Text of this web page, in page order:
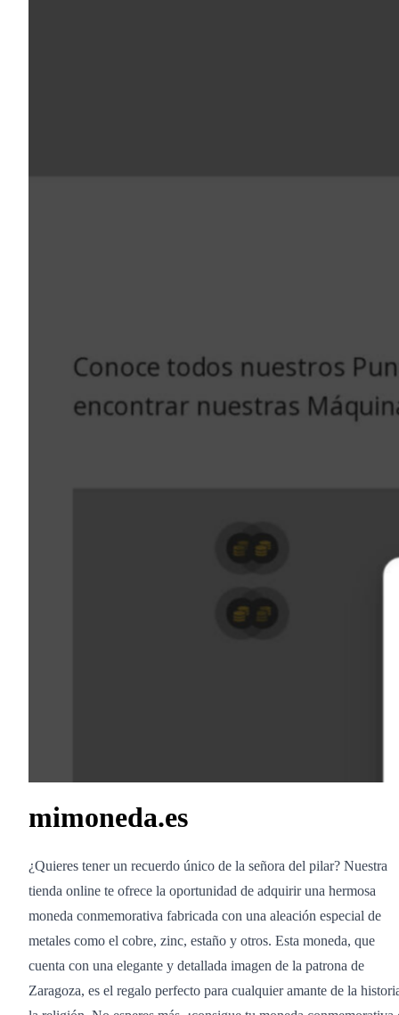
mimoneda.es
¿Quieres tener un recuerdo único de la señora del pilar? Nuestra
tienda online te ofrece la oportunidad de adquirir una hermosa
moneda conmemorativa fabricada con una aleación especial de
metales como el cobre, zinc, estaño y otros. Esta moneda, que
cuenta con una elegante y detallada imagen de la patrona de
Zaragoza, es el regalo perfecto para cualquier amante de la